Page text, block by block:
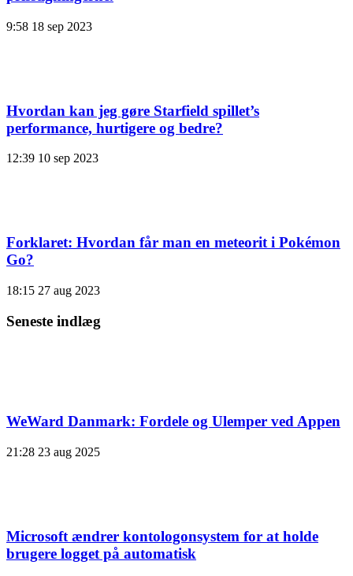
9:58 18 sep 2023
Hvordan kan jeg gøre Starfield spillet’s
performance, hurtigere og bedre?
12:39 10 sep 2023
Forklaret: Hvordan får man en meteorit i Pokémon
Go?
18:15 27 aug 2023
Seneste indlæg
WeWard Danmark: Fordele og Ulemper ved Appen
21:28 23 aug 2025
Microsoft ændrer kontologonsystem for at holde
brugere logget på automatisk